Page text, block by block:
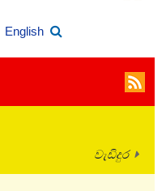
English
වැඩිදුර